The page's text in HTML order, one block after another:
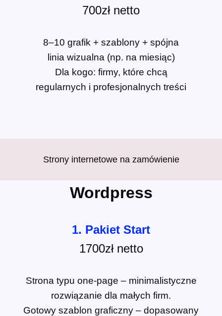
700zł netto
8–10 grafik + szablony + spójna
linia wizualna (np. na miesiąc)
Dla kogo: firmy, które chcą
regularnych i profesjonalnych treści
Strony internetowe na zamówienie
Wordpress
1. Pakiet Start
1700zł netto
Strona typu one-page – minimalistyczne
rozwiązanie dla małych firm.
Gotowy szablon graficzny – dopasowany